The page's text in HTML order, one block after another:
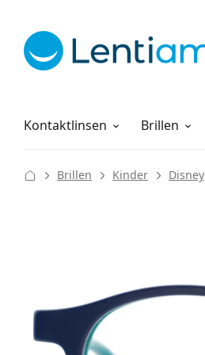
Kontaktlinsen
Pflegemittel Brillen
Alles über den Einkauf
Brillen Kinder Disney